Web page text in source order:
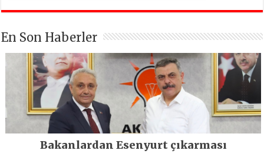
En Son Haberler
Bakanlardan Esenyurt çıkarması